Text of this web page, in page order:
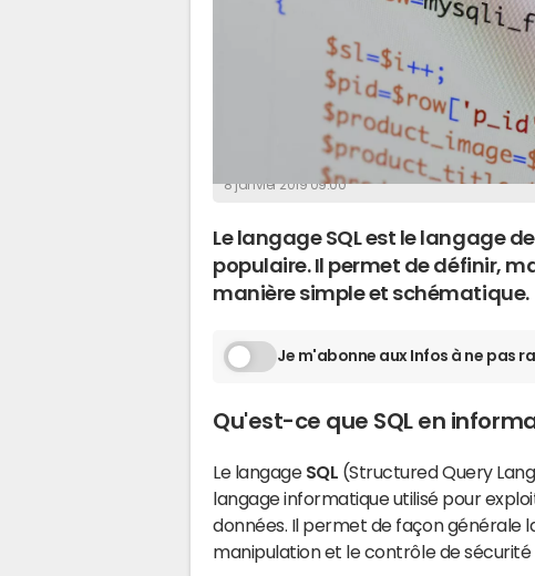
La Rédaction
8 janvier 2019 09:00
Le langage SQL est le langage
populaire. Il permet de définir,
manière simple et schématique.
Je m'abonne aux Infos à ne pas
Qu'est-ce que SQL en
Le langage SQL (Structured Query
langage informatique utilisé pour
données. Il permet de façon générale
manipulation et le contrôle de sécurité